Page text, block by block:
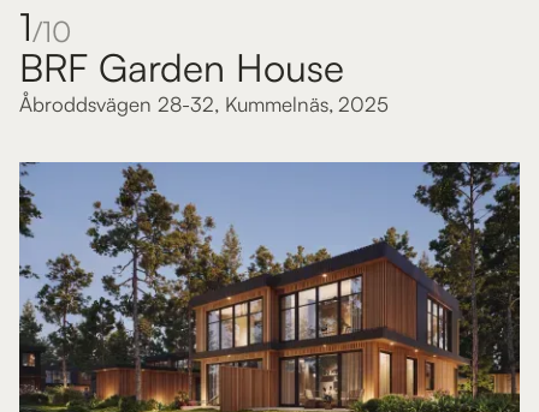
1/10
BRF Garden House
Åbroddsvägen 28-32, Kummelnäs, 2025